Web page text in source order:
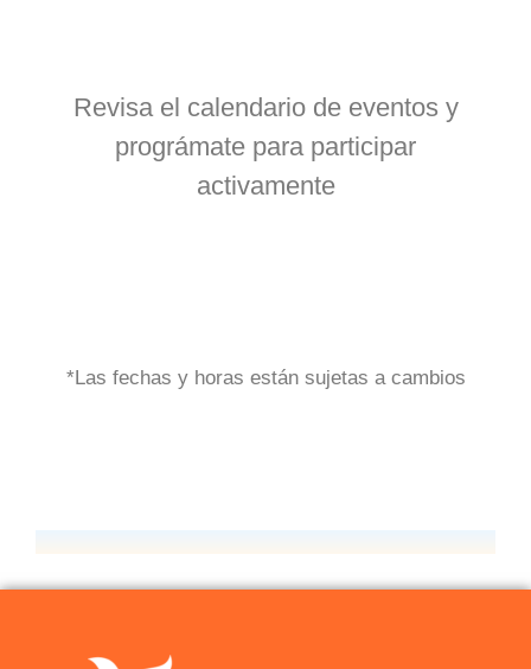
Revisa el calendario de eventos y
prográmate para participar
activamente
*Las fechas y horas están sujetas a cambios